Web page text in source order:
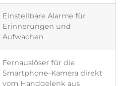
Einstellbare Alarme für
Erinnerungen und
Aufwachen
Fernauslöser für die
Smartphone-Kamera direkt
vom Handgelenk aus